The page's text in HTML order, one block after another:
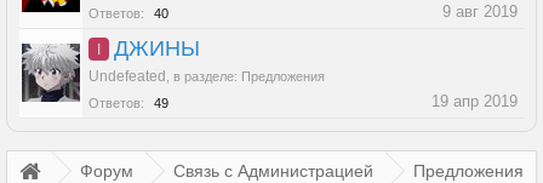
Ответов:
40 9 авг 2019
I ДЖИНЫ
Undefeated в разделе: Предложения
Ответов:
49 19 апр 2019
Форум Связь с Администрацией Предложения